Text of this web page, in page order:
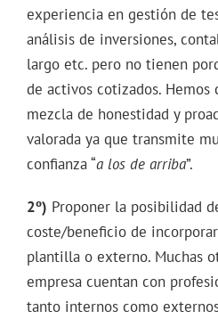
experiencia en gestión de
análisis de inversiones,
largo etc. pero no tienen
de activos cotizados. Hemos
mezcla de honestidad y
valorada ya que transmite
confianza “a los de arriba”.
2º) Proponer la posibilidad
coste/beneficio de
plantilla o externo. Muchas
empresa cuentan con
tanto internos como